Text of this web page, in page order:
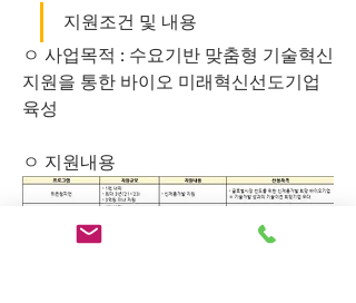
지원조건 및 내용
ㅇ 사업목적 : 수요기반 맞춤형 기술혁신
지원을 통한 바이오 미래혁신선도기업
육성
ㅇ 지원내용